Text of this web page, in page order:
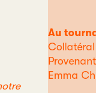
Au
Emma